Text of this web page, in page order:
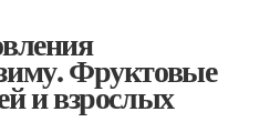
Фруктовые
и взрослых